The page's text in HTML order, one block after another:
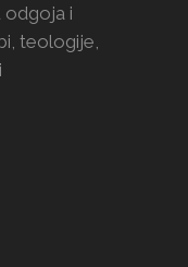
odgoja i
teologije,